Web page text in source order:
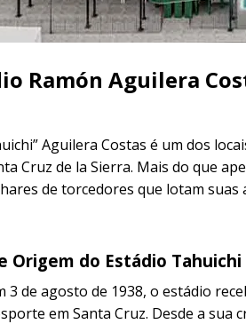
Ramón Aguilera
Aguilera Costas é um dos
Cruz de la Sierra. Mais do que
de torcedores que lotam suas
Origem do Estádio Tahuichi
3 de agosto de 1938, o estádio
em Santa Cruz. Desde a